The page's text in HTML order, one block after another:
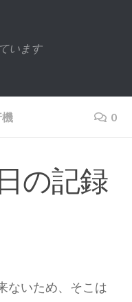
います
0
の記録
ないため、そこは